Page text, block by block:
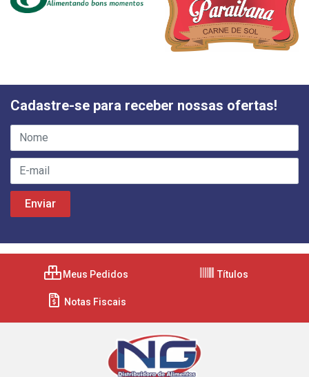
Cadastre-se para receber nossas ofertas!
Meus Pedidos Títulos
Notas Fiscais